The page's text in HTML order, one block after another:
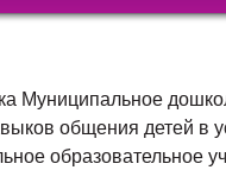
заботится о близких. Материал: герб семьи, иллюстрированная книга со сказкой «Три медведя». Описание. Дети сидят на стульчиках. Воспитатель. Дети помните сказку «Три медведя»? М ожно сказать, что эта сказка о семье? Почему? Правильно, можно, папа, мама, сыночек – и все они любят друг друга, заботятся друг о друге. - Рассмотрите иллюстрации к сказке и к другим произведениям. Что общего в них вы находите? - Покажите фотографии своей семьи, расскажите, кто на них изображён. - Как сидят члены семьи по отношению друг к другу? ( Близко, рядышком, им хорошо вместе. ) - Как вас называют дома близкие люди? - Как вы называет своих маму, папу, дедушку, бабушку, других членов семьи? - Расскажите об одном и з членов вашей семьи по желанию( см. приложение) . «Что можно делать, а чего нельзя» «Что можно делать, а чего нельзя» Цель: помочь детям понять необходимость соблюдения норм и правил поведения. Материал: текст стихотворения С. Рещикова «Я больше не хочу», мяч. Описание. Дети сидят в круг на стульчиках. Педагог читает стихотворение С. Рещикова «Я больше не хочу». Я больше не хочу! Я больше не хочу! А что я не хочу, сейчас вам расскажу! Руки вам не хочу подать, их буду за спиной держать, Я вам «спасибо» не скажу, и вам не буду отвечать, Не съем я кашу ни за что, не буду пить я молоко! Я зубы чистить не хочу, на бабушку я накричу. Залезу в самую я грязь, пролью воды я дома таз, Испачкаю своё пальто, не лягу спать я ни за что, Залезу в туфлях на диван, язык я покажу всем вам! Вопросы для обсуждения: - Что вы